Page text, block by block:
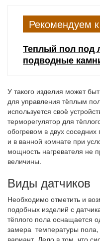
Рекомендуем
Теплый пол под
подводные
У такого изделия может
для управления тёплым
используется своё
терморегулятор для
обогревом в двух
и в ванной комнате при
мощность нагревателя не
величины.
Виды датчиков
Необходимо отметить и
подобных изделий с
тёплого пола оснащается
замера температуры
вариант. Дело в том, что